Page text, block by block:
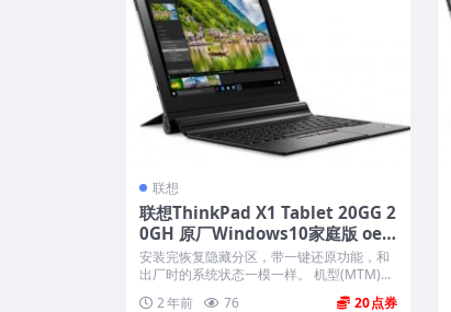
联想
联想ThinkPad X1 Tablet 20GG 2
0GH 原厂Windows10家庭版 oe
m系统镜像下载
安装完恢复隐藏分区，带一键还原功能，和
出厂时的系统状态一模一样。 机型(MTM)...
2 年前
76 20